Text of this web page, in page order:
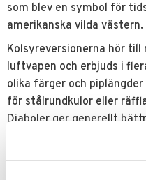
som blev en symbol för
amerikanska vilda västern.
Kolsyreversionerna hör till
luftvapen och erbjuds i
olika färger och
för stålrundkulor eller
Diaboler ger generellt
rikoschetter. Längre
Modellerna tilltalar både